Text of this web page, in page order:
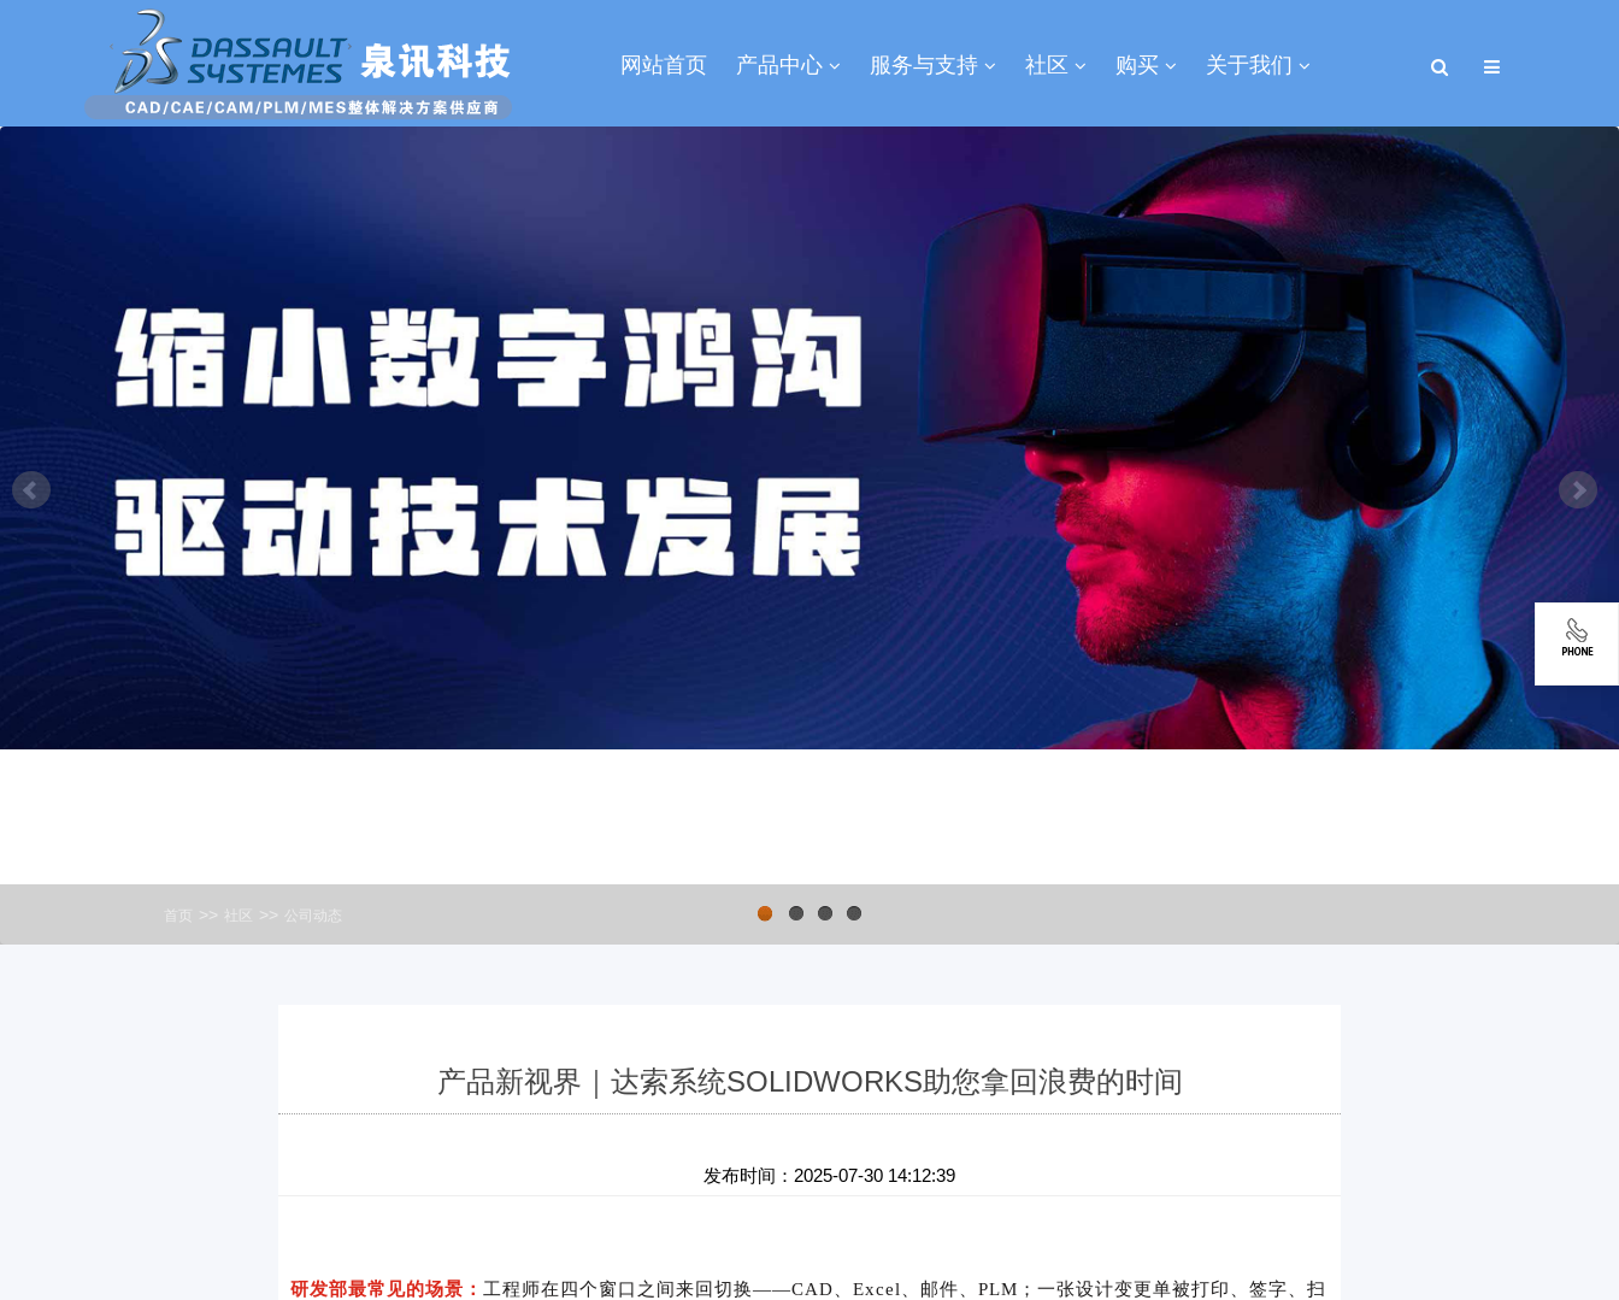
网站首页 产品中心 服务与支持 社区 购买 关于我们
首页 >> 社区 >> 公司动态
产品新视界｜达索系统SOLIDWORKS助您拿回浪费的时间
发布时间：2025-07-30 14:12:39
研发部最常见的场景： 工程师在四个窗口之间来回切换——CAD、Excel、邮件、PLM；一张设计变更单被打印、签字、扫